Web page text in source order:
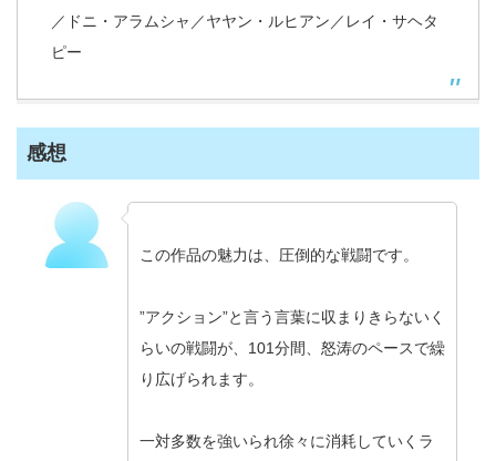
／ドニ・アラムシャ／ヤヤン・ルヒアン／レイ・サヘタ
ピー
感想
この作品の魅力は、圧倒的な戦闘です。
”アクション”と言う言葉に収まりきらないく
らいの戦闘が、101分間、怒涛のペースで繰
り広げられます。
一対多数を強いられ徐々に消耗していくラ